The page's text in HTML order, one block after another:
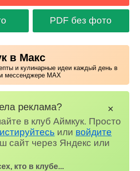
PDF без фото
в Макс
и кулинарные идеи каждый день в
мессенджере MAX
реклама?
в клуб Аймкук. Просто
или войдите
сайт через Яндекс или
кто в клубе...
✕